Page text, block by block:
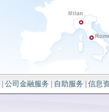
公司金融服务 自助服务 信息